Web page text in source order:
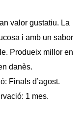
valor gustatiu. La
i amb un sabor
Produeix millor en
danès.
Finals d’agost.
1 mes.